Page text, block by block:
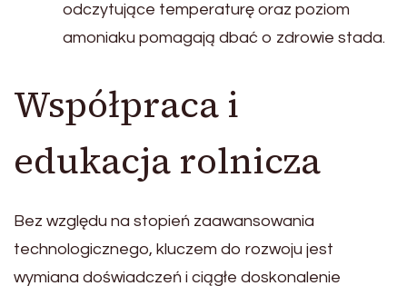
odczytujące temperaturę oraz poziom
amoniaku pomagają dbać o zdrowie stada.
Współpraca i
edukacja rolnicza
Bez względu na stopień zaawansowania
technologicznego, kluczem do rozwoju jest
wymiana doświadczeń i ciągłe doskonalenie